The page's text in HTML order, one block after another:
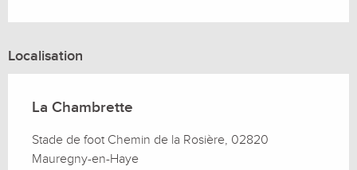
Localisation
La Chambrette
Stade de foot Chemin de la Rosière, 02820
Mauregny-en-Haye